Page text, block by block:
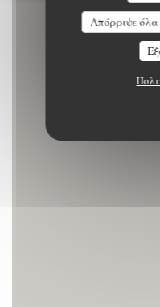
Απόρριψε όλα
ΚΆΝΤΕ